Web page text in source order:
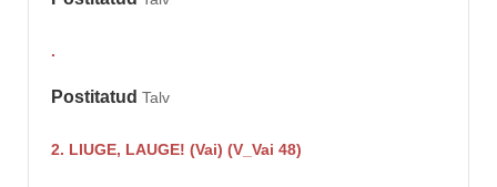
.
Postitatud Talv
2. LIUGE, LAUGE! (Vai) (V_Vai 48)